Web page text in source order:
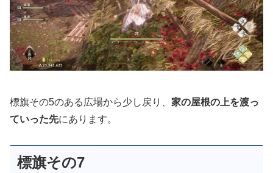
標旗その5のある広場から少し戻り、 家の屋根の上を渡っ
ていった先にあります。
標旗その7